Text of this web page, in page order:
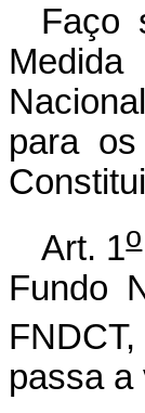
Faço
para
Art. 1o
Fundo
passa a